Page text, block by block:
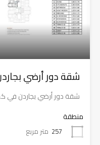
شقة دور أرضي
شقة دور أرضي بجاردن في كمبوند
منطقة
257 متر مربع